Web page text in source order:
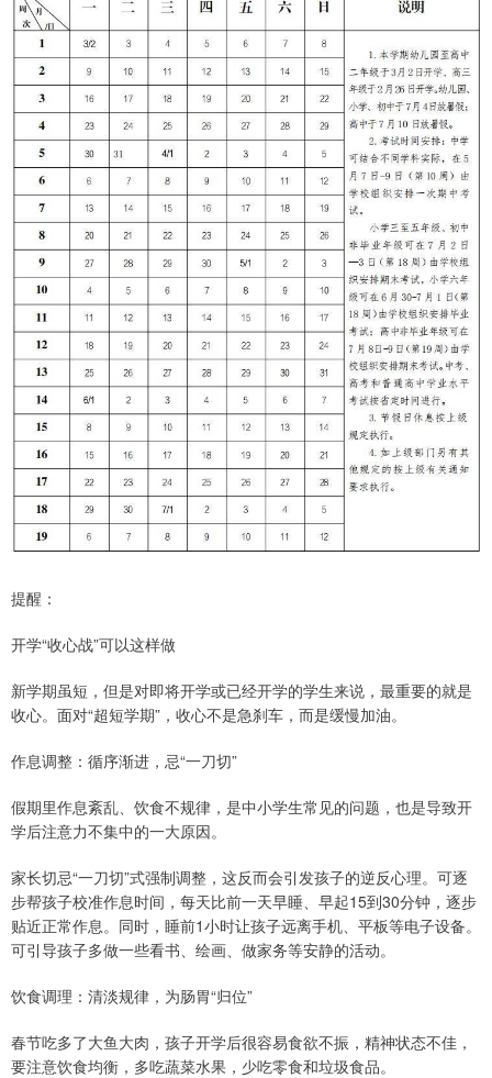
提醒：
开学“收心战”可以这样做
新学期虽短，但是对即将开学或已经开学的学生来说，最重要的就是
收心。面对“超短学期”，收心不是急刹车，而是缓慢加油。
作息调整：循序渐进，忌“一刀切”
假期里作息紊乱、饮食不规律，是中小学生常见的问题，也是导致开
学后注意力不集中的一大原因。
家长切忌“一刀切”式强制调整，这反而会引发孩子的逆反心理。可逐
步帮孩子校准作息时间，每天比前一天早睡、早起15到30分钟，逐步
贴近正常作息。同时，睡前1小时让孩子远离手机、平板等电子设备。
可引导孩子多做一些看书、绘画、做家务等安静的活动。
饮食调理：清淡规律，为肠胃“归位”
春节吃多了大鱼大肉，孩子开学后很容易食欲不振，精神状态不佳，
要注意饮食均衡，多吃蔬菜水果，少吃零食和垃圾食品。